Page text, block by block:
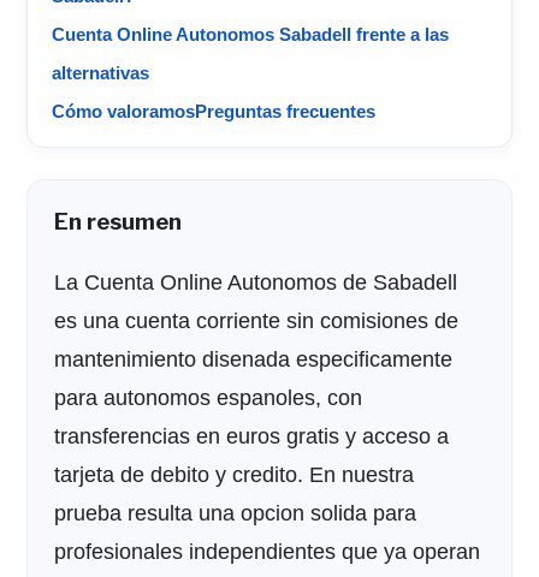
Cuenta Online Autonomos Sabadell frente a las
alternativas
Cómo valoramosPreguntas frecuentes
En resumen
La Cuenta Online Autonomos de Sabadell
es una cuenta corriente sin comisiones de
mantenimiento disenada especificamente
para autonomos espanoles, con
transferencias en euros gratis y acceso a
tarjeta de debito y credito. En nuestra
prueba resulta una opcion solida para
profesionales independientes que ya operan